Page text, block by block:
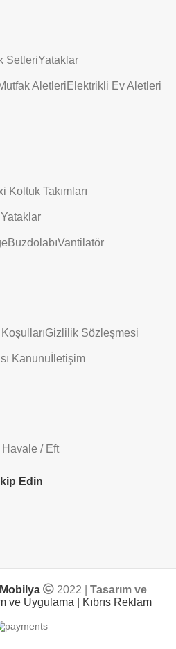
SetleriYataklar
AletleriElektrikli Ev Aletleri
Koltuk Takımları
Yataklar
BuzdolabıVantilatör
Gizlilik Sözleşmesi
Kanunu İletişim
Havale / Eft
Edin
2022 | Tasarım ve